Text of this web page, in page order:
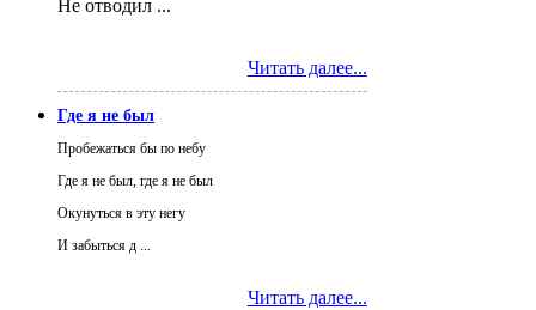
Не отводил ...
Читать далее...
Где я не был
Пробежаться бы по небу
Где я не был, где я не был
Окунуться в эту негу
И забыться д ...
Читать далее...